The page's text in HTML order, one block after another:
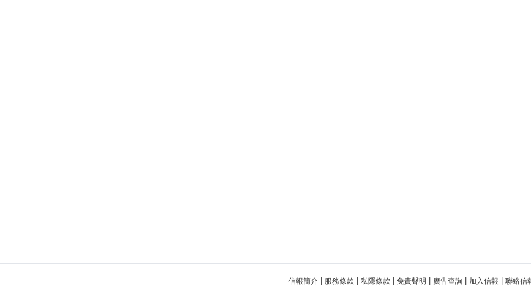
信報簡介 服務條款 私隱條款 免責聲明 廣告查詢 加入信報 聯絡信